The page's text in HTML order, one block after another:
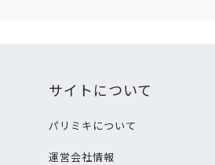
サイトについて
パリミキについて
運営会社情報